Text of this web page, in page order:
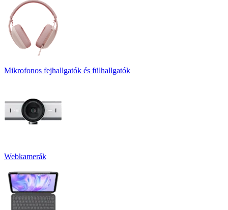
Mikrofonos fejhallgatók és fülhallgatók
Webkamerák